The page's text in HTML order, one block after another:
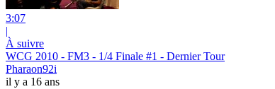
3:07
|
À suivre
WCG 2010 - FM3 - 1/4 Finale #1 - Dernier Tour
Pharaon92i
il y a 16 ans